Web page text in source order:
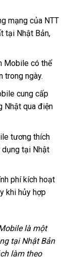
mạng của NTT
tại Nhật Bản,
Mobile có thể
trong ngày.
cung cấp
Nhật qua điện
tương thích
tại Nhật
phí kích hoạt
khi hủy hợp
là một
tại Nhật Bản
làm theo